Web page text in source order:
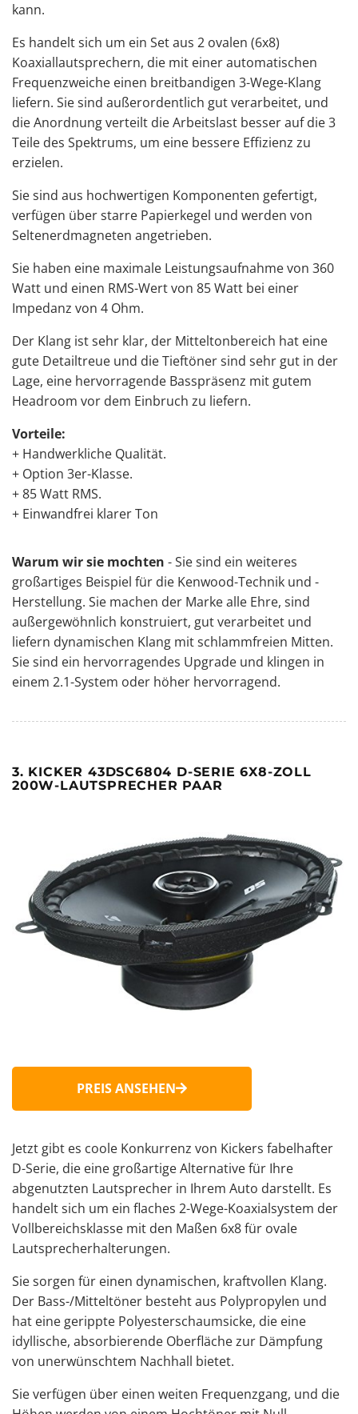
kann.
Es handelt sich um ein Set aus 2 ovalen (6x8)
Koaxiallautsprechern, die mit einer automatischen
Frequenzweiche einen breitbandigen 3-Wege-Klang
liefern. Sie sind außerordentlich gut verarbeitet, und
die Anordnung verteilt die Arbeitslast besser auf die 3
Teile des Spektrums, um eine bessere Effizienz zu
erzielen.
Sie sind aus hochwertigen Komponenten gefertigt,
verfügen über starre Papierkegel und werden von
Seltenerdmagneten angetrieben.
Sie haben eine maximale Leistungsaufnahme von 360
Watt und einen RMS-Wert von 85 Watt bei einer
Impedanz von 4 Ohm.
Der Klang ist sehr klar, der Mitteltonbereich hat eine
gute Detailtreue und die Tieftöner sind sehr gut in der
Lage, eine hervorragende Basspräsenz mit gutem
Headroom vor dem Einbruch zu liefern.
Vorteile:
+ Handwerkliche Qualität.
+ Option 3er-Klasse.
+ 85 Watt RMS.
+ Einwandfrei klarer Ton
Warum wir sie mochten - Sie sind ein weiteres
großartiges Beispiel für die Kenwood-Technik und -
Herstellung. Sie machen der Marke alle Ehre, sind
außergewöhnlich konstruiert, gut verarbeitet und
liefern dynamischen Klang mit schlammfreien Mitten.
Sie sind ein hervorragendes Upgrade und klingen in
einem 2.1-System oder höher hervorragend.
3. KICKER 43DSC6804 D-SERIE 6X8-ZOLL
200W-LAUTSPRECHER PAAR
PREIS ANSEHEN
Jetzt gibt es coole Konkurrenz von Kickers fabelhafter
D-Serie, die eine großartige Alternative für Ihre
abgenutzten Lautsprecher in Ihrem Auto darstellt. Es
handelt sich um ein flaches 2-Wege-Koaxialsystem der
Vollbereichsklasse mit den Maßen 6x8 für ovale
Lautsprecherhalterungen.
Sie sorgen für einen dynamischen, kraftvollen Klang.
Der Bass-/Mitteltöner besteht aus Polypropylen und
hat eine gerippte Polyesterschaumsicke, die eine
idyllische, absorbierende Oberfläche zur Dämpfung
von unerwünschtem Nachhall bietet.
Sie verfügen über einen weiten Frequenzgang, und die